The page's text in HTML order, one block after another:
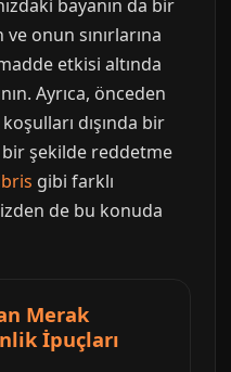
bayanın da bir
onun sınırlarına
etkisi altında
Ayrıca, önceden
dışında bir
bir şekilde reddetme
gibi farklı
de bu konuda
Merak
İpuçları